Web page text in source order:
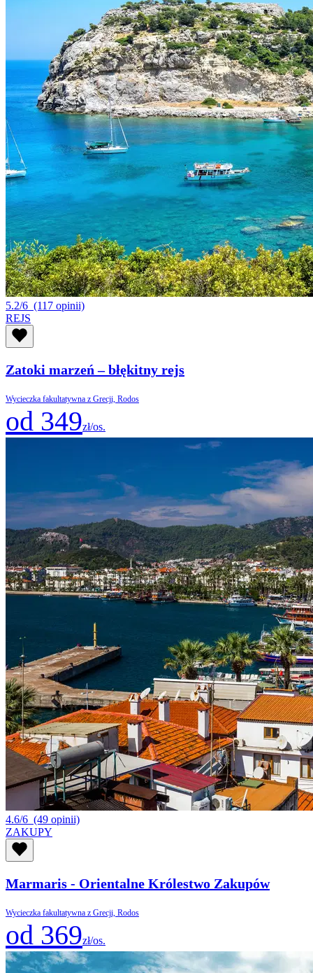
5.2/6 (117 opinii)
REJS
Zatoki marzeń – błękitny rejs
Wycieczka fakultatywna z Grecji, Rodos
od 349zł/os.
4.6/6 (49 opinii)
ZAKUPY
Marmaris - Orientalne Królestwo Zakupów
Wycieczka fakultatywna z Grecji, Rodos
od 369zł/os.